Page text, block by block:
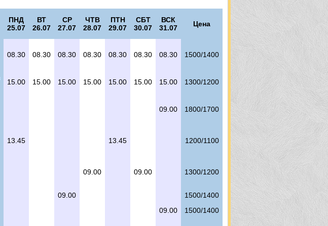
ПНД
25.07
ВТ
26.07
СР
27.07
ЧТВ
28.07
ПТН
29.07
СБТ
30.07
ВСК
31.07
Цена
08.30 08.30 08.30 08.30 08.30 08.30 08.30 1500/1400
15.00 15.00 15.00 15.00 15.00 15.00 15.00 1300/1200
09.00 1800/1700
13.45 13.45 1200/1100
09.00 09.00 1300/1200
09.00
1500/1400
09.00
1500/1400